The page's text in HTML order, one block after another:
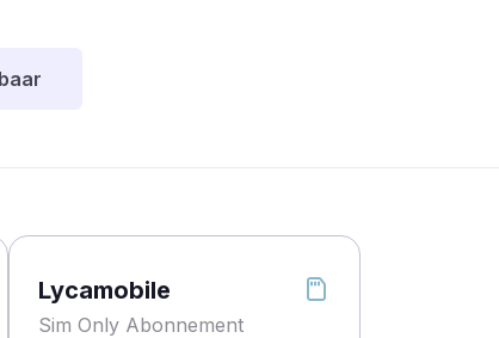
Lycamobile
Sim Only Abonnement